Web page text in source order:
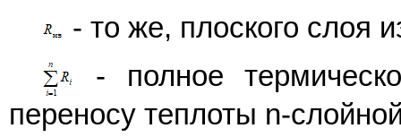
- то же, плоского слоя
- полное
переносу теплоты n-